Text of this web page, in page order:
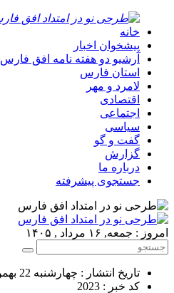
خانه
پیشخوان اخبار
آرشیو دو هفته نامه افق فارس
استان فارس
لامرد و مهر
اقتصادی
اجتماعی
سیاسی
گفت و گو
گزارش
درباره ما
جستجوی پیشرفته
امروز : جمعه, ۱۶ مرداد , ۱۴۰۵
تاریخ انتشار : چهارشنبه 22 بهمن 1399 - 11:28
کد خبر : 2023